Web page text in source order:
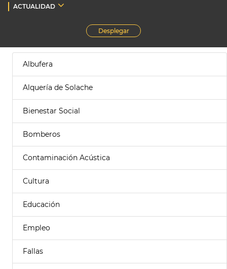
ACTUALIDAD
Desplegar
Albufera
Alquería de Solache
Bienestar Social
Bomberos
Contaminación Acústica
Cultura
Educación
Empleo
Fallas